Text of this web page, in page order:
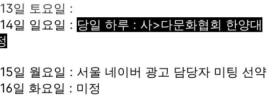
일 토요일 :
일 일요일 : 당일 하루 : 사>다문화협회 한양대
일 월요일 : 서울 네이버 광고 담당자 미팅 선약
일 화요일 : 미정